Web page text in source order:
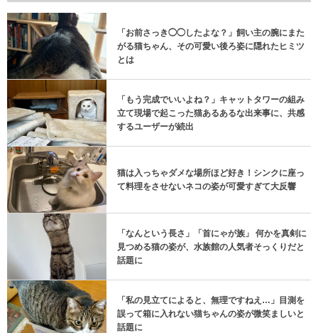
「お前さっき◯◯したよな？」飼い主の腕にまた
がる猫ちゃん、その可愛い後ろ姿に隠れたヒミツ
とは
「もう完成でいいよね？」キャットタワーの組み
立て現場で起こった猫あるあるな出来事に、共感
するユーザーが続出
猫は入っちゃダメな場所ほど好き！シンクに座っ
て料理をさせないネコの姿が可愛すぎて大反響
「なんという長さ」「首にゃが族」 何かを真剣に
見つめる猫の姿が、水族館の人気者そっくりだと
話題に
「私の見立てによると、無理ですねえ…」目測を
誤って箱に入れない猫ちゃんの姿が微笑ましいと
話題に